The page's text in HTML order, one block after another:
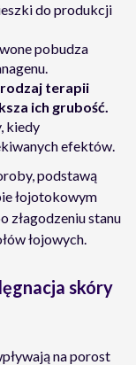
do produkcji
pobudza
terapii
ich grubość.
kiedy
efektów.
podstawą
łojotokowym
złagodzeniu stanu
łojowych.
skóry
na porost